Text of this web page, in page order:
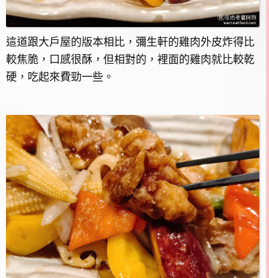
這道跟大戶屋的版本相比，彌生軒的雞肉外皮炸得比
較焦脆，口感很酥，但相對的，裡面的雞肉就比較乾
硬，吃起來費勁一些。